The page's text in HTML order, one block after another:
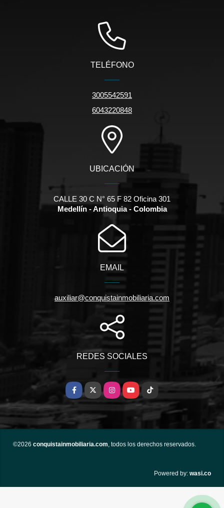
TELÉFONO
3005542591
6043220848
UBICACIÓN
CALLE 30 C N° 65 F 82 Oficina 301
Medellín - Antioquia - Colombia
EMAIL
auxiliar@conquistainmobiliaria.com
REDES SOCIALES
Facebook
X InstagramYouTubeTikTok
©2026 conquistainmobiliaria.com, todos los derechos reservados.
Powered by: wasi.co